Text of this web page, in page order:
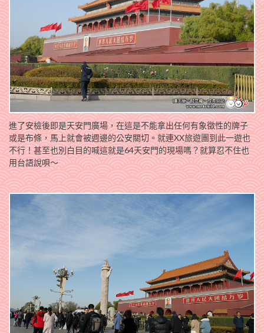
進了安檢後即是天安門廣場，在這是不能拿出任何有象徵性的牌子
或是布條，馬上就會被週邊的公安關切。就連XX旅遊團到此一遊也
不行！甚至也別白目的喊這就是64天安門的現場嗎？就算忍不住也
用台語說唄～